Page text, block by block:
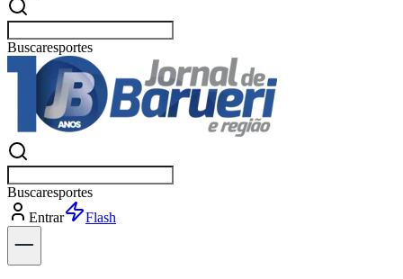
Buscarnot
Buscarnot
Entrar
Explorar